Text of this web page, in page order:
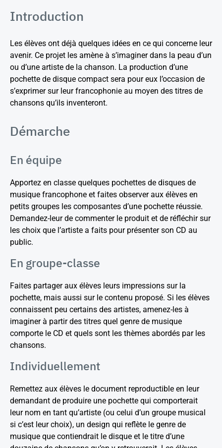
Introduction
Les élèves ont déjà quelques idées en ce qui concerne leur
avenir. Ce projet les amène à s’imaginer dans la peau d’un
ou d’une artiste de la chanson. La production d’une
pochette de disque compact sera pour eux l’occasion de
s’exprimer sur leur francophonie au moyen des titres de
chansons qu’ils inventeront.
Démarche
En équipe
Apportez en classe quelques pochettes de disques de
musique francophone et faites observer aux élèves en
petits groupes les composantes d’une pochette réussie.
Demandez-leur de commenter le produit et de réfléchir sur
les choix que l’artiste a faits pour présenter son CD au
public.
En groupe-classe
Faites partager aux élèves leurs impressions sur la
pochette, mais aussi sur le contenu proposé. Si les élèves
connaissent peu certains des artistes, amenez-les à
imaginer à partir des titres quel genre de musique
comporte le CD et quels sont les thèmes abordés par les
chansons.
Individuellement
Remettez aux élèves le document reproductible en leur
demandant de produire une pochette qui comporterait
leur nom en tant qu’artiste (ou celui d’un groupe musical
si c’est leur choix), un design qui reflète le genre de
musique que contiendrait le disque et le titre d’une